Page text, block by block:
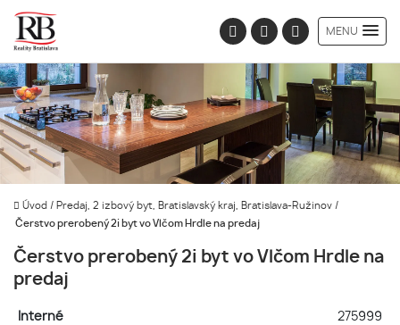
MENU
Úvod / Predaj, 2 izbový byt, Bratislavský kraj, Bratislava-Ružinov /
Čerstvo prerobený 2i byt vo Vlčom Hrdle na predaj
Čerstvo prerobený 2i byt vo Vlčom Hrdle na
predaj
Interné
275999